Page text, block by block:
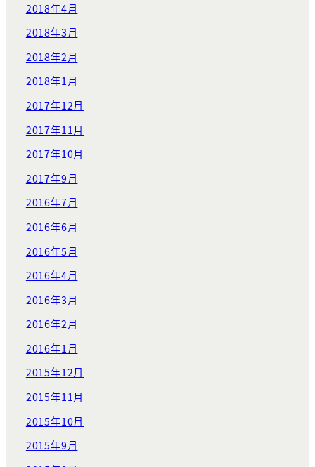
2018年4月
2018年3月
2018年2月
2018年1月
2017年12月
2017年11月
2017年10月
2017年9月
2016年7月
2016年6月
2016年5月
2016年4月
2016年3月
2016年2月
2016年1月
2015年12月
2015年11月
2015年10月
2015年9月